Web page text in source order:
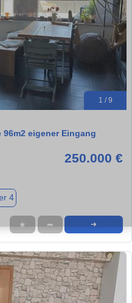
1 / 9
eigener Eingang
250.000 €
4
★ ➦ ➜